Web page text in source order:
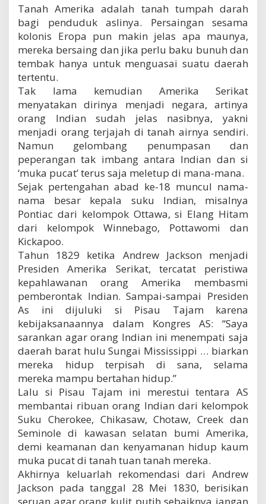
e
Tanah Amerika adalah tanah tumpah darah
bagi penduduk aslinya. Persaingan sesama
kolonis Eropa pun makin jelas apa maunya,
mereka bersaing dan jika perlu baku bunuh dan
tembak hanya untuk menguasai suatu daerah
tertentu.
Tak lama kemudian Amerika Serikat
menyatakan dirinya menjadi negara, artinya
orang Indian sudah jelas nasibnya, yakni
menjadi orang terjajah di tanah airnya sendiri.
Namun gelombang penumpasan dan
peperangan tak imbang antara Indian dan si
‘muka pucat’ terus saja meletup di mana-mana.
Sejak pertengahan abad ke-18 muncul nama-
nama besar kepala suku Indian, misalnya
Pontiac dari kelompok Ottawa, si Elang Hitam
dari kelompok Winnebago, Pottawomi dan
Kickapoo.
Tahun 1829 ketika Andrew Jackson menjadi
Presiden Amerika Serikat, tercatat peristiwa
kepahlawanan orang Amerika membasmi
pemberontak Indian. Sampai-sampai Presiden
As ini dijuluki si Pisau Tajam karena
kebijaksanaannya dalam Kongres AS: “Saya
sarankan agar orang Indian ini menempati saja
daerah barat hulu Sungai Mississippi … biarkan
mereka hidup terpisah di sana, selama
mereka mampu bertahan hidup.”
Lalu si Pisau Tajam ini merestui tentara AS
membantai ribuan orang Indian dari kelompok
Suku Cherokee, Chikasaw, Chotaw, Creek dan
Seminole di kawasan selatan bumi Amerika,
demi keamanan dan kenyamanan hidup kaum
muka pucat di tanah tuan tanah mereka.
Akhirnya keluarlah rekomendasi dari Andrew
Jackson pada tanggal 28 Mei 1830, berisikan